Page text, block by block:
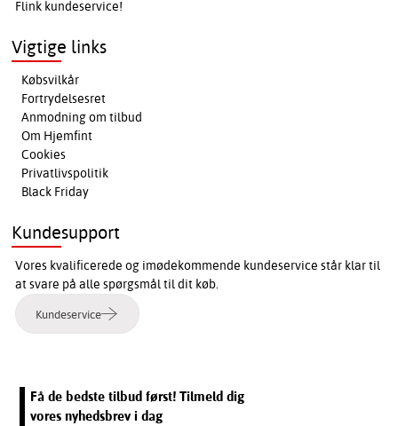
Flink kundeservice!
Vigtige links
Købsvilkår
Fortrydelsesret
Anmodning om tilbud
Om Hjemfint
Cookies
Privatlivspolitik
Black Friday
Kundesupport
Vores kvalificerede og imødekommende kundeservice står klar til
at svare på alle spørgsmål til dit køb.
Kundeservice
Få de bedste tilbud først! Tilmeld dig
vores nyhedsbrev i dag